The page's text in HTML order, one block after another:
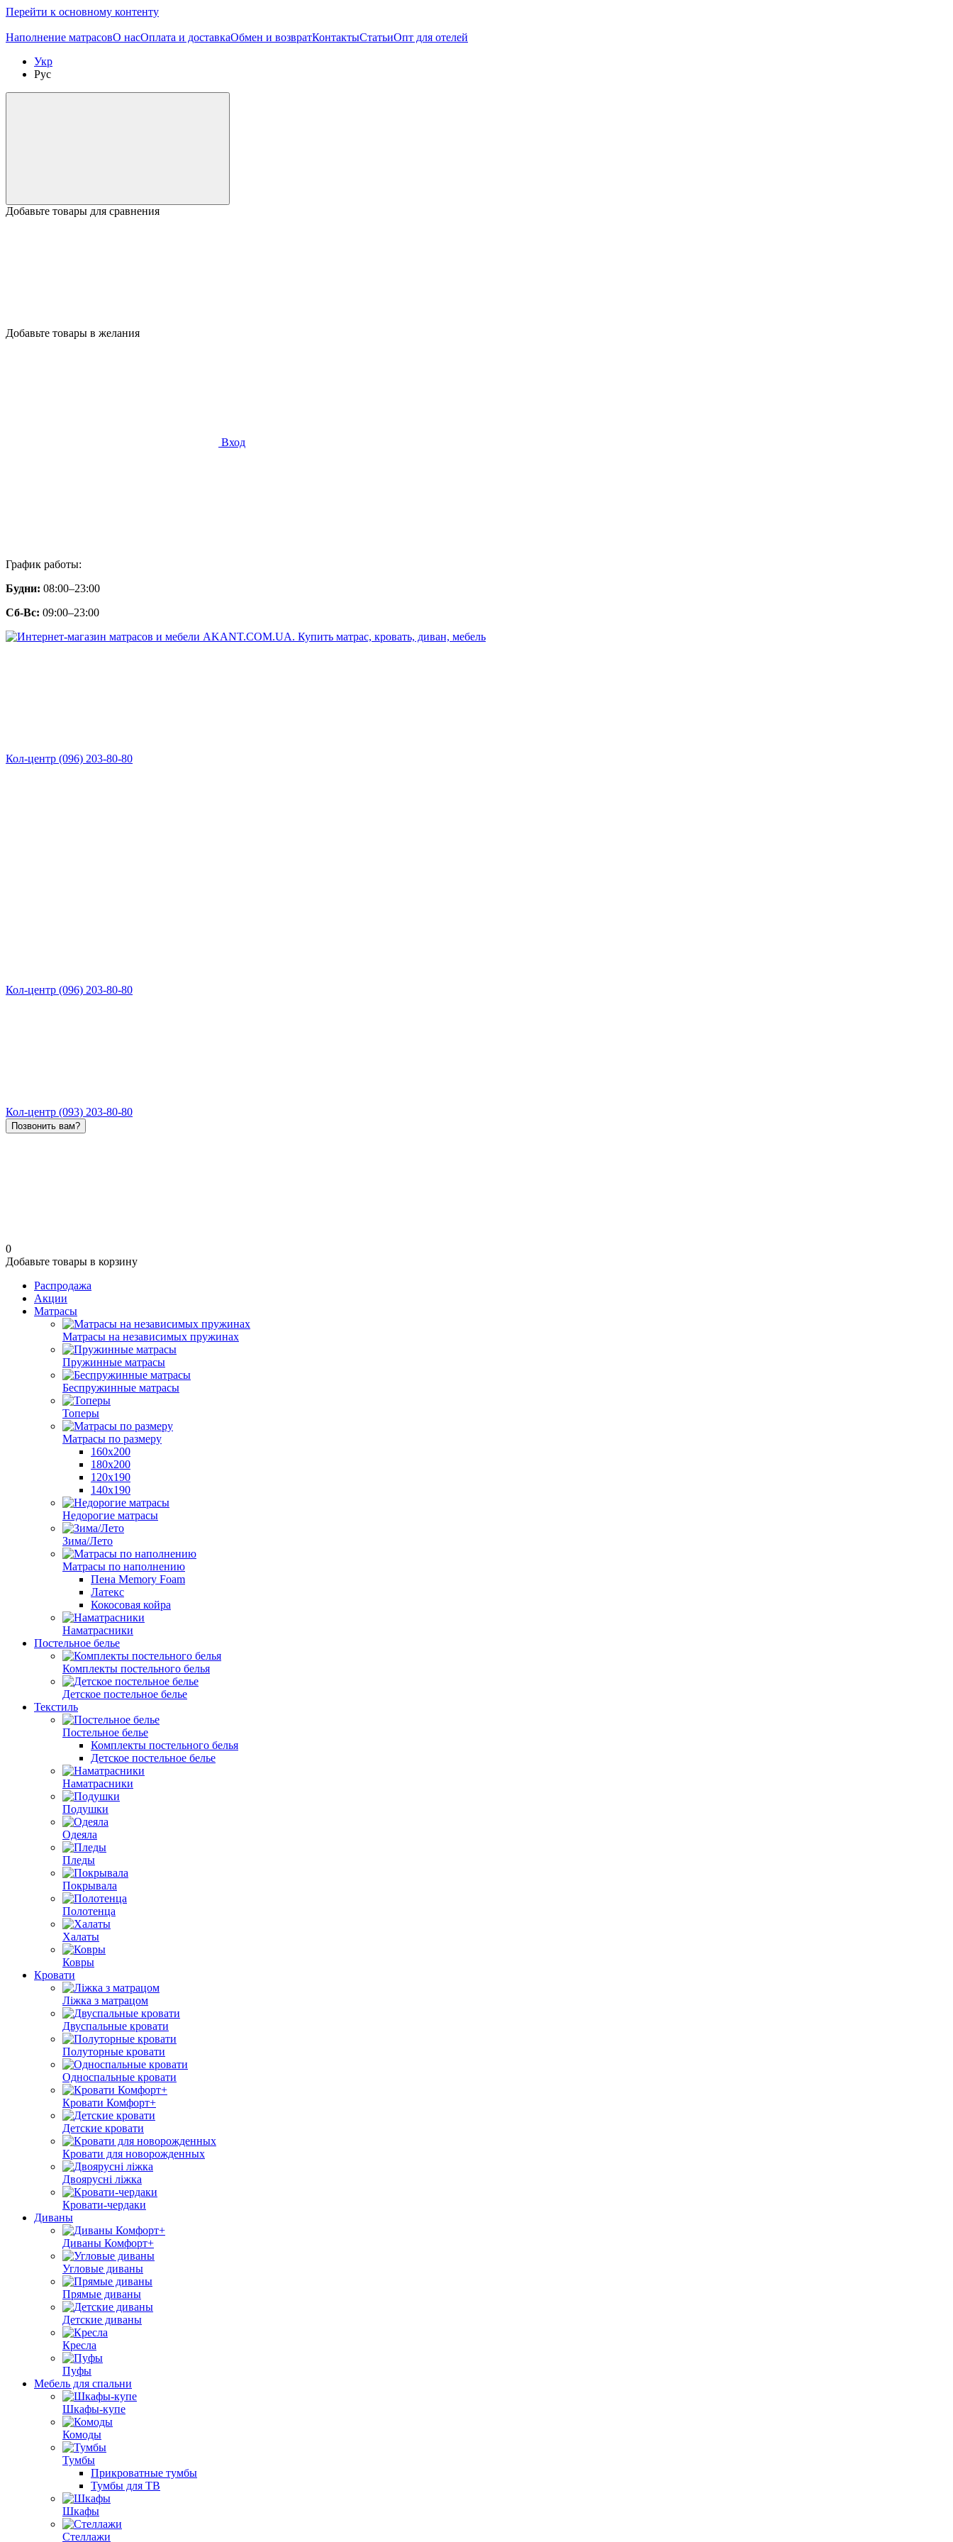
Перейти к основному контенту
Наполнение матрасовО насОплата и доставкаОбмен и возвратКонтактыСтатьиОпт для отелей
Укр
Рус
Добавьте товары для сравнения
Добавьте товары в желания
Вход
График работы:
Будни: 08:00–23:00
Сб-Вс: 09:00–23:00
Кол-центр (096) 203-80-80
Кол-центр (096) 203-80-80
Кол-центр (093) 203-80-80
Позвонить вам?
0
Добавьте товары в корзину
Распродажа
Акции
Матрасы
Матрасы на независимых пружинах
Пружинные матрасы
Беспружинные матрасы
Топеры
Матрасы по размеру
160х200
180х200
120х190
140х190
Недорогие матрасы
Зима/Лето
Матрасы по наполнению
Пена Memory Foam
Латекс
Кокосовая койра
Наматрасники
Постельное белье
Комплекты постельного белья
Детское постельное белье
Текстиль
Постельное белье
Комплекты постельного белья
Детское постельное белье
Наматрасники
Подушки
Одеяла
Пледы
Покрывала
Полотенца
Халаты
Ковры
Кровати
Ліжка з матрацом
Двуспальные кровати
Полуторные кровати
Односпальные кровати
Кровати Комфорт+
Детские кровати
Кровати для новорожденных
Двоярусні ліжка
Кровати-чердаки
Диваны
Диваны Комфорт+
Угловые диваны
Прямые диваны
Детские диваны
Кресла
Пуфы
Мебель для спальни
Шкафы-купе
Комоды
Тумбы
Прикроватные тумбы
Тумбы для ТВ
Шкафы
Стеллажи